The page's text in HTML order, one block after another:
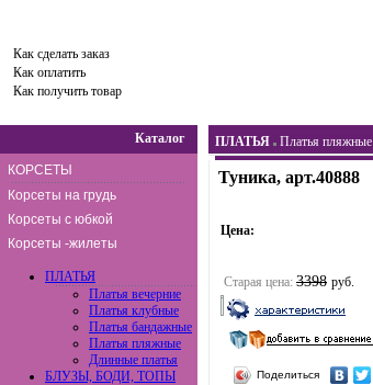
Как сделать заказ
Как оплатить
Как получить товар
Каталог
КОРСЕТЫ
Корсеты на грудь
Корсеты с юбкой
Корсеты -жилеты
ПЛАТЬЯ
Платья вечерние
Платья клубные
Платья бандажные
Платья пляжные
Длинные платья
БЛУЗЫ, БОДИ, ТОПЫ
ПЛАТЬЯ Платья пляжные
Туника, арт.40888
Цена:
Старая цена: 3398 руб.
Поделиться